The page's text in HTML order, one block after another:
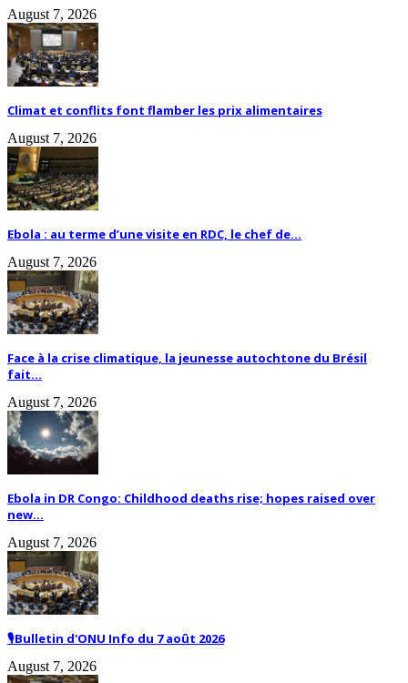
August 7, 2026
Climat et conflits font flamber les prix alimentaires
August 7, 2026
Ebola : au terme d’une visite en RDC, le chef de...
August 7, 2026
Face à la crise climatique, la jeunesse autochtone du Brésil
fait...
August 7, 2026
Ebola in DR Congo: Childhood deaths rise; hopes raised over
new...
August 7, 2026
🎙️Bulletin d'ONU Info du 7 août 2026
August 7, 2026